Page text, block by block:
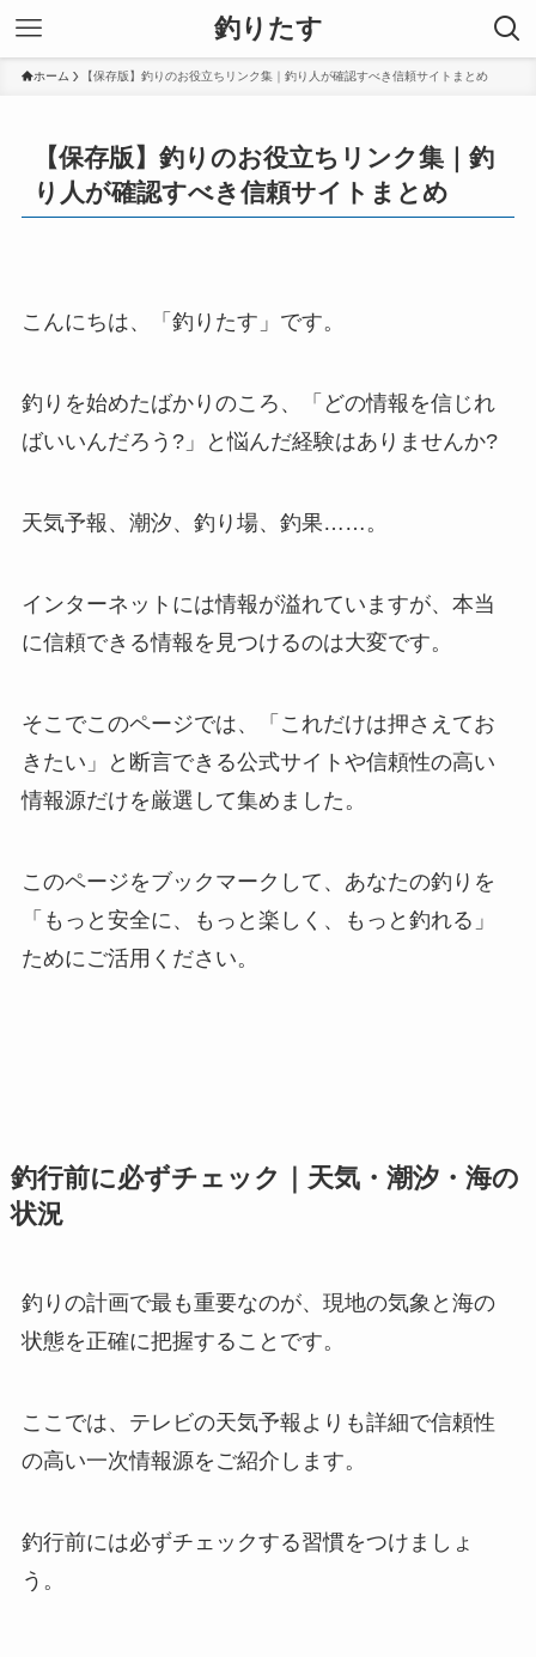
釣りたす
ホーム 【保存版】釣りのお役立ちリンク集｜釣り人が確認すべき信頼サイトまとめ
【保存版】釣りのお役立ちリンク集｜釣
り人が確認すべき信頼サイトまとめ
こんにちは、「釣りたす」です。
釣りを始めたばかりのころ、「どの情報を信じれ
ばいいんだろう?」と悩んだ経験はありませんか?
天気予報、潮汐、釣り場、釣果……。
インターネットには情報が溢れていますが、本当
に信頼できる情報を見つけるのは大変です。
そこでこのページでは、「これだけは押さえてお
きたい」と断言できる公式サイトや信頼性の高い
情報源だけを厳選して集めました。
このページをブックマークして、あなたの釣りを
「もっと安全に、もっと楽しく、もっと釣れる」
ためにご活用ください。
釣行前に必ずチェック｜天気・潮汐・海の
状況
釣りの計画で最も重要なのが、現地の気象と海の
状態を正確に把握することです。
ここでは、テレビの天気予報よりも詳細で信頼性
の高い一次情報源をご紹介します。
釣行前には必ずチェックする習慣をつけましょ
う。